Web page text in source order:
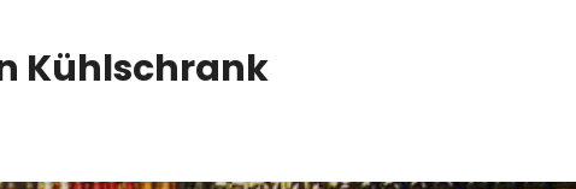
Kühlschrank